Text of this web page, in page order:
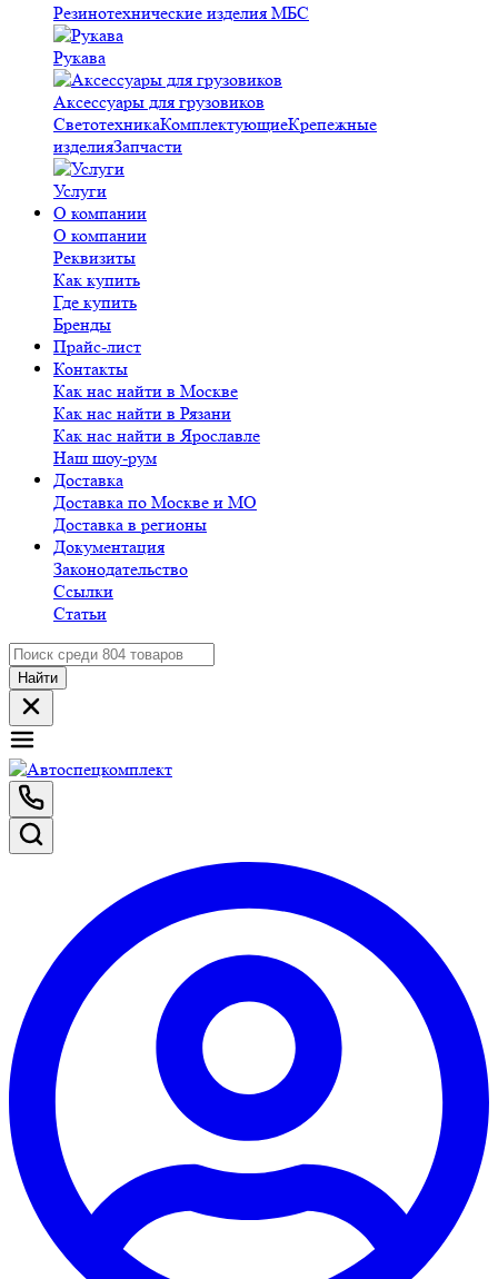
Резинотехнические изделия МБС
Рукава
Аксессуары для грузовиков
СветотехникаКомплектующиеКрепежные
изделияЗапчасти
Услуги
О компании
О компании
Реквизиты
Как купить
Где купить
Бренды
Прайс-лист
Контакты
Как нас найти в Москве
Как нас найти в Рязани
Как нас найти в Ярославле
Наш шоу-рум
Доставка
Доставка по Москве и МО
Доставка в регионы
Документация
Законодательство
Ссылки
Статьи
Найти